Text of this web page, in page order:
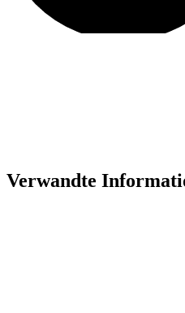
Verwandte